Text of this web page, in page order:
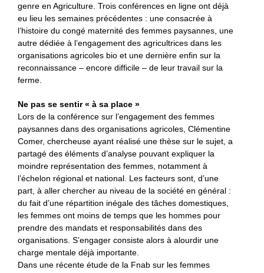
genre en Agriculture. Trois conférences en ligne ont déjà
eu lieu les semaines précédentes : une consacrée à
l’histoire du congé maternité des femmes paysannes, une
autre dédiée à l’engagement des agricultrices dans les
organisations agricoles bio et une dernière enfin sur la
reconnaissance – encore difficile – de leur travail sur la
ferme.
Ne pas se sentir « à sa place »
Lors de la conférence sur l’engagement des femmes
paysannes dans des organisations agricoles, Clémentine
Comer, chercheuse ayant réalisé une thèse sur le sujet, a
partagé des éléments d’analyse pouvant expliquer la
moindre représentation des femmes, notamment à
l’échelon régional et national. Les facteurs sont, d’une
part, à aller chercher au niveau de la société en général :
du fait d’une répartition inégale des tâches domestiques,
les femmes ont moins de temps que les hommes pour
prendre des mandats et responsabilités dans des
organisations. S’engager consiste alors à alourdir une
charge mentale déjà importante.
Dans une récente étude de la Fnab sur les femmes